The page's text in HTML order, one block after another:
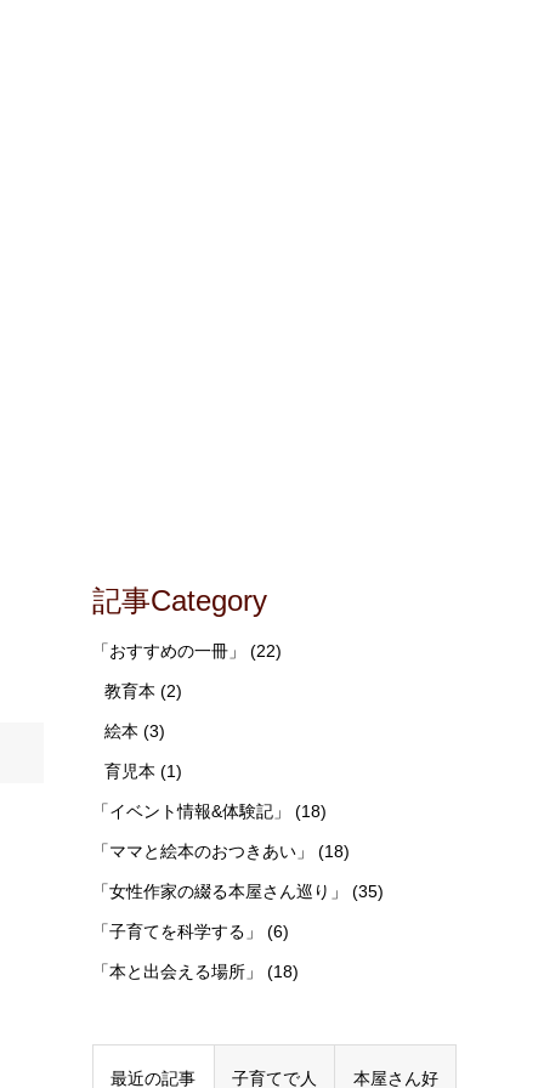
記事Category
「おすすめの一冊」 (22)
教育本 (2)
絵本 (3)
育児本 (1)
「イベント情報&体験記」 (18)
「ママと絵本のおつきあい」 (18)
「女性作家の綴る本屋さん巡り」 (35)
「子育てを科学する」 (6)
「本と出会える場所」 (18)
最近の記事
子育てで人
本屋さん好